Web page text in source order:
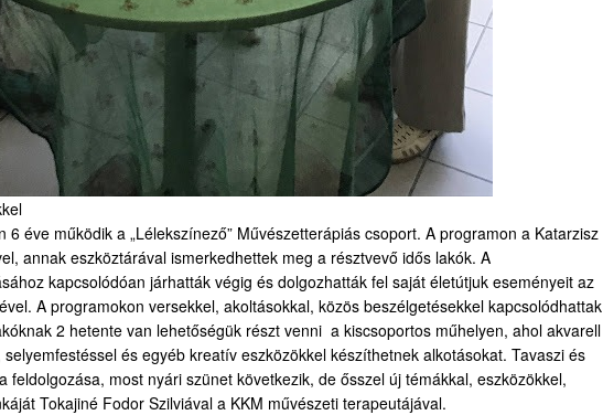
éve működik a „Lélekszínező” Művészetterápiás csoport. A programon a Katarzisz
annak eszköztárával ismerkedhettek meg a résztvevő idős lakók. A
kapcsolódóan járhatták végig és dolgozhatták fel saját életútjuk eseményeit az
A programokon versekkel, akoltásokkal, közös beszélgetésekkel kapcsolódhattak
2 hetente van lehetőségük részt venni a kiscsoportos műhelyen, ahol akvarell
és egyéb kreatív eszközökkel készíthetnek alkotásokat. Tavaszi és
feldolgozása, most nyári szünet következik, de ősszel új témákkal, eszközökkel,
Tokajiné Fodor Szilviával a KKM művészeti terapeutájával.